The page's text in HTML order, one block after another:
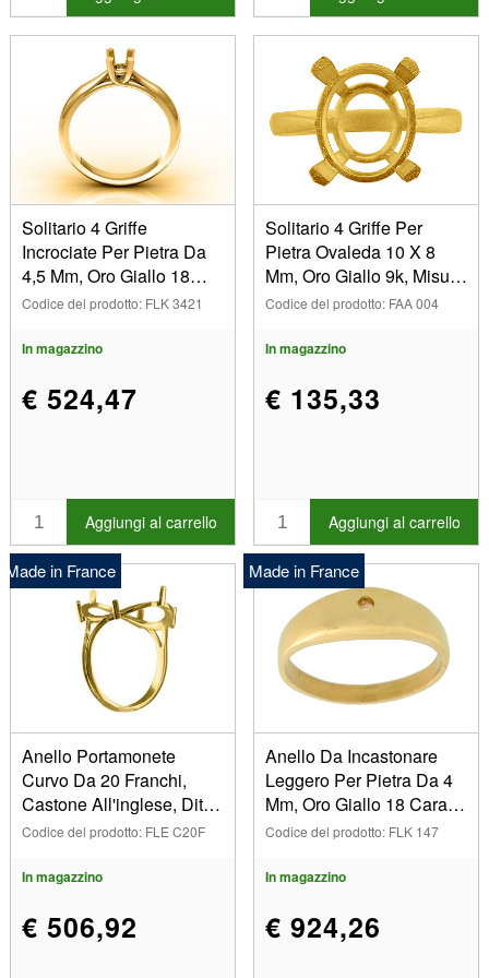
24 (92)
25 (91)
25371 (1)
25374 (2)
25375 (2)
25376 (2)
25378 (2)
25379 (2)
26 (91)
26002 (2)
26004 (2)
26008 (2)
2630 (1)
28 (90)
304 (2)
306/5005 (2)
307/5006 (2)
308 (1)
318 (1)
32 (79)
33 (89)
330 (2)
34 (89)
340 (2)
35 (90)
Solitario 4 Griffe
Incrociate Per Pietra Da
4,5 Mm, Oro Giallo 18
Carati, Misura 53. Rif.
Codice del prodotto: FLK 3421
In magazzino
€ 524,47
Aggiungi al carrello
Solitario 4 Griffe Per
Pietra Ovaleda 10 X 8
Mm, Oro Giallo 9k, Misur
A Dell'anello 54
Codice del prodotto: FAA 004
In magazzino
€ 135,33
Aggiungi al carrello
Made in France
Anello Portamonete
Curvo Da 20 Franchi,
Castone All'inglese, Dito
58
Codice del prodotto: FLE C20F
In magazzino
€ 506,92
Made in France
Anello Da Incastonare
Leggero Per Pietra Da 4
Mm, Oro Giallo 18 Carati.
Rif. Bjol5
Codice del prodotto: FLK 147
In magazzino
€ 924,26